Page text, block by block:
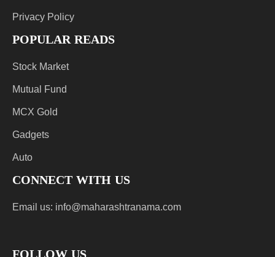
Privacy Policy
POPULAR READS
Stock Market
Mutual Fund
MCX Gold
Gadgets
Auto
CONNECT WITH US
Email us: info@maharashtranama.com